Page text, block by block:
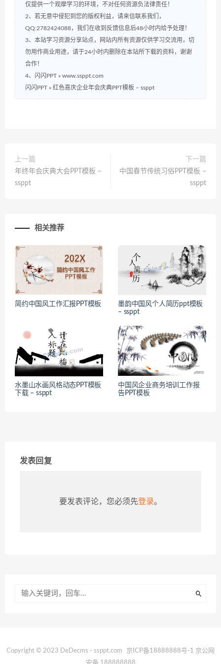
仅提供一个观摩学习的环境，不对任何资源负法律责任！
2、若无意中侵犯到您的版权利益，请来信联系我们，
QQ:2782424088，我们在收到反馈信息后48小时内给予处理！
3、本站学习资源分享站点，网站内所有资源仅供学习交流用，切
勿用作商业用途，请于24小时内删除在本站所下载的资料，谢谢
合作！
4、闪闪PPT » www.ssppt.com
闪闪PPT » 红色喜庆企业年会庆典PPT模板 – ssppt
上一篇
年终年会庆典大会PPT模板 –
ssppt
下一篇
中国春节传统习俗PPT模板 –
ssppt
相关推荐
简约中国风工作汇报PPT模板
墨韵中国风个人简历ppt模板
– ssppt
水墨山水画风格动态PPT模板
下载 – ssppt
中国风企业商务培训工作报
告PPT模板
发表回复
要发表评论，您必须先登录。
Copyright © 2023 DeDecms - ssppt.com 京ICP备18888888号-1
京公网
安备 188888888